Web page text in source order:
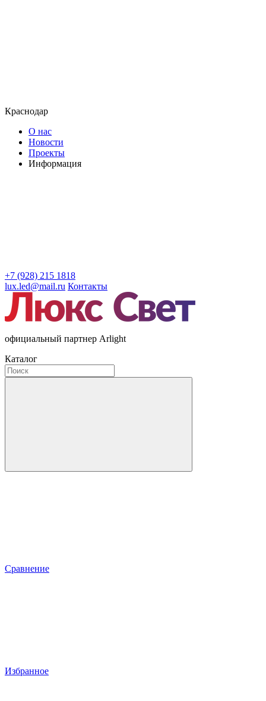
Краснодар
О нас
Новости
Проекты
Информация
+7 (928) 215 1818
lux.led@mail.ru Контакты
официальный партнер Arlight
Каталог
Сравнение
Избранное